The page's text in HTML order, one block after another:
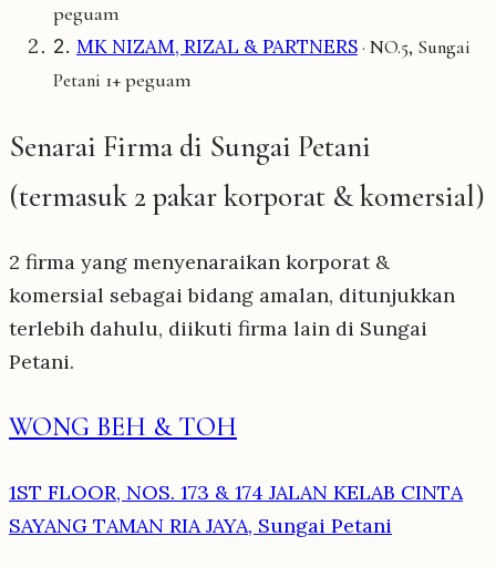
peguam
2. MK NIZAM, RIZAL & PARTNERS· NO.5, Sungai
Petani 1+ peguam
Senarai Firma di Sungai Petani
(termasuk 2 pakar korporat & komersial)
2 firma yang menyenaraikan korporat &
komersial sebagai bidang amalan, ditunjukkan
terlebih dahulu, diikuti firma lain di Sungai
Petani.
WONG BEH & TOH
1ST FLOOR, NOS. 173 & 174 JALAN KELAB CINTA
SAYANG TAMAN RIA JAYA, Sungai Petani